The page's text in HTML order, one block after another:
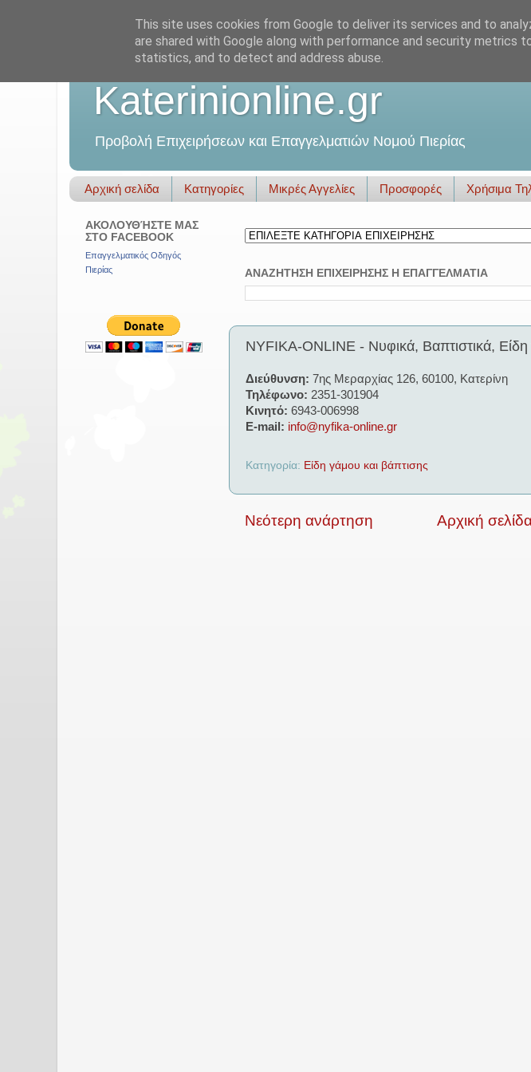
Katerinionline.gr
Προβολή Επιχειρήσεων και Επαγγελματιών Νομού Πιερίας
Αρχική σελίδα Κατηγορίες Μικρές Αγγελίες Προσφορές Χρήσιμα
ΑΝΑΖΗΤΗΣΗ ΕΠΙΧΕΙΡΗΣΗΣ Η ΕΠΑΓΓΕΛΜΑΤΙΑ
NYFIKA-ONLINE - Νυφικά, Βαπτιστικά,
Διεύθυνση: 7ης Μεραρχίας 126, 60100, Κατερίνη
Τηλέφωνο: 2351-301904
Κινητό: 6943-006998
E-mail: info@nyfika-online.gr
Κατηγορία: Είδη γάμου και βάπτισης
Νεότερη ανάρτηση Αρχική
ΑΚΟΛΟΥΘΉΣΤΕ ΜΑΣ
ΣΤΟ FACEBOOK
Επαγγελματικός Οδηγός
Πιερίας
This site uses cookies from Google to deliver its services and to
are shared with Google along with performance and security metrics
statistics, and to detect and address abuse.